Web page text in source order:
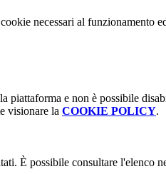
necessari al funzionamento
piattaforma e non è possibile
visionare la COOKIE POLICY.
È possibile consultare l'elenco